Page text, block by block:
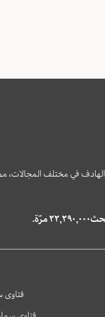
الهادف في مختلف
فتاوى